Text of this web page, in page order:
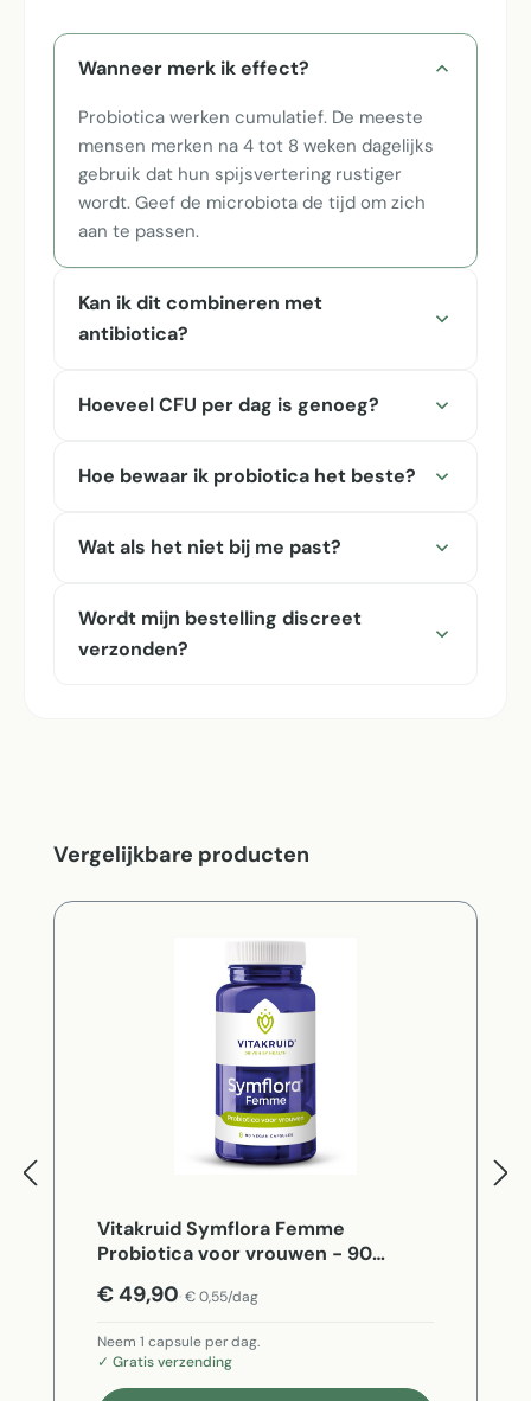
Wanneer merk ik effect?
Probiotica werken cumulatief. De meeste
mensen merken na 4 tot 8 weken dagelijks
gebruik dat hun spijsvertering rustiger
wordt. Geef de microbiota de tijd om zich
aan te passen.
Kan ik dit combineren met
antibiotica?
Hoeveel CFU per dag is genoeg?
Hoe bewaar ik probiotica het beste?
Wat als het niet bij me past?
Wordt mijn bestelling discreet
verzonden?
Productgalerij overslaan
Vergelijkbare producten
Vitakruid Symflora Femme
Probiotica voor vrouwen - 90
€ 49,90 € 0,55/dag
Neem 1 capsule per dag.
✓ Gratis verzending